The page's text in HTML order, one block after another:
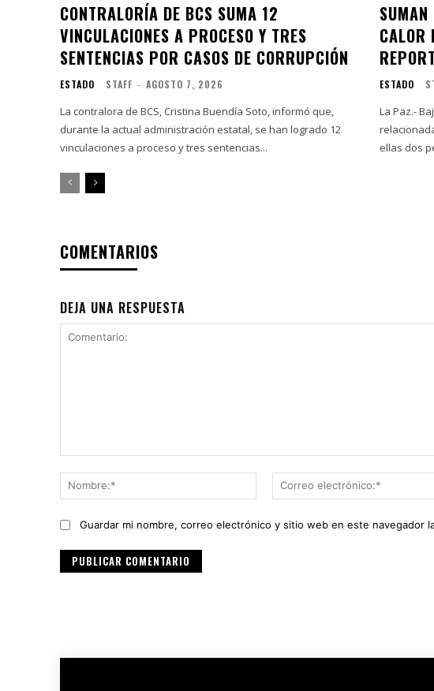
CONTRALORÍA DE BCS SUMA 12
VINCULACIONES A PROCESO Y TRES
SENTENCIAS POR CASOS DE CORRUPCIÓN
ESTADO STAFF - AGOSTO 7, 2026
La contralora de BCS, Cristina Buendía Soto, informó que,
durante la actual administración estatal, se han logrado 12
vinculaciones a proceso y tres sentencias...
SUMAN
CALOR
ESTADO
La Paz.-
ellas dos
COMENTARIOS
DEJA UNA RESPUESTA
Nombre:*
Guardar mi nombre, correo electrónico y sitio web en este navegador